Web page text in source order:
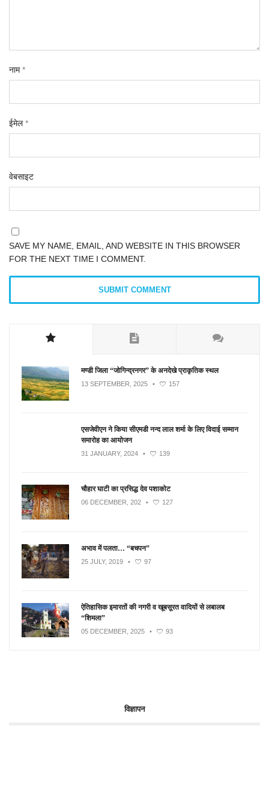
नाम*
ईमेल*
वेबसाइट
SAVE MY NAME, EMAIL, AND WEBSITE IN THIS BROWSER
FOR THE NEXT TIME I COMMENT.
मण्डी जिला “जोगिन्द्रनगर” के अनदेखे प्राकृतिक स्थल
13 SEPTEMBER, 2025 • 157
एसजेवीएन ने किया सीएमडी नन्‍द लाल शर्मा के लिए विदाई सम्मान
समारोह का आयोजन
31 JANUARY, 2024 • 139
चौहार घाटी का प्रसिद्ध देव पशाकोट
06 DECEMBER, 202 • 127
अभाव में पलता… “बचपन”
25 JULY, 2019 • 97
ऐतिहासिक इमारतों की नगरी व खूबसूरत वादियों से लबालब
“शिमला”
05 DECEMBER, 2025 • 93
विज्ञापन